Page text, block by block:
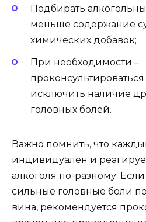
Подбирать
меньше содержание
химических добавок;
При необходимости –
исключить наличие
головных болей.
Важно помнить, что
индивидуален и
алкоголя по-разному.
сильные головные боли
вина, рекомендуется